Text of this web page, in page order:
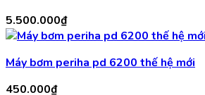
5.500.000₫
Máy bơm periha pd 6200 thế hệ mới
450.000₫